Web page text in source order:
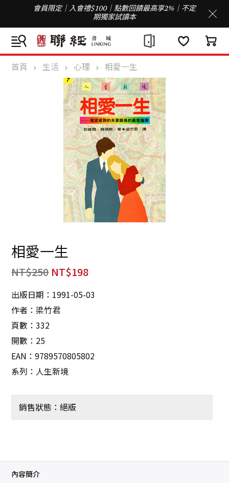
會員限定｜入會禮$100｜點數回饋最高享2%｜不定
期獨家試讀本
首頁 生活 心理 相愛一生
相愛一生
NT$250 NT$198
出版日期：1991-05-03
作者：梁竹君
頁數：332
開數：25
EAN：9789570805802
系列：人生新境
銷售狀態：絕版
內容簡介